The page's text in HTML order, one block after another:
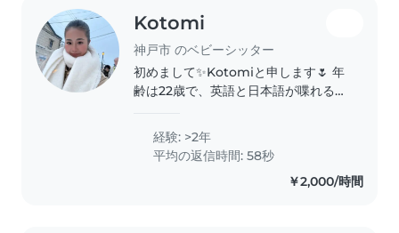
Kotomi
神戸市 のベビーシッター
初めまして✨Kotomiと申します🌷 年
齢は22歳で、英語と日本語が喋れるバ
ナショナルスクールで働いており、主
に2歳から5歳児までのKindergarten
のお手伝いをさせてもらってます🍀*
経験: >2年
平均の返信時間: 58秒
￥2,000/時間